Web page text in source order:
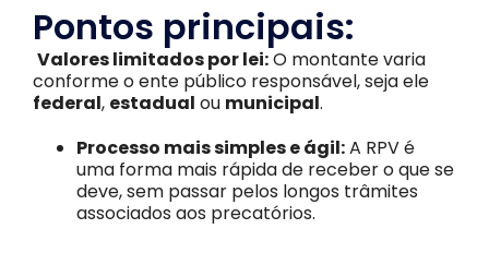
Pontos principais:
Valores limitados por lei:O montante varia
conforme o ente público responsável, seja ele
federal, estadual ou municipal.
Processo mais simples e ágil:A RPV é
uma forma mais rápida de receber o que se
deve, sem passar pelos longos trâmites
associados aos precatórios.